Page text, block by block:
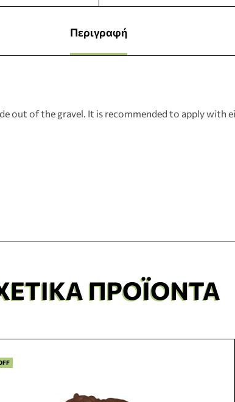
Περιγραφή
out of the gravel. It is recommended to apply with
ΠΡΟΪΌΝΤΑ